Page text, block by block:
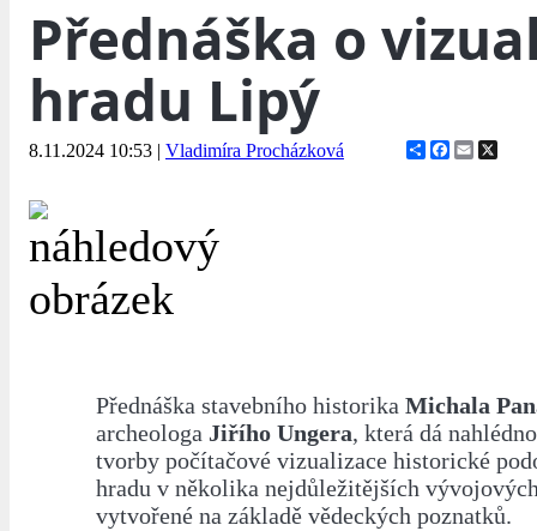
Přednáška o
hradu Lipý
8.11.2024 10:53 | Vladimíra Procházková ShareFacebook
Email
Přednáška stavebního historika Michala
archeologa Jiřího Ungera, která dá
tvorby počítačové vizualizace historické
hradu v několika nejdůležitějších
vytvořené na základě vědeckých poznatků.